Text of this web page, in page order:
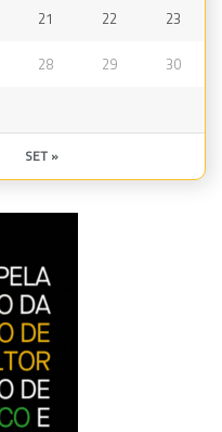
21 22 23
28 29 30
SET »